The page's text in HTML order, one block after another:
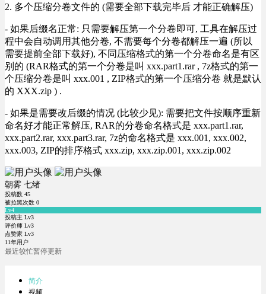
2. 多个压缩分卷文件的 (需要全部下载完毕后 才能正确解压)
- 如果后缀名正常: 只需要解压第一个分卷即可, 工具在解压过
程中会自动调用其他分卷, 不需要每个分卷都解压一遍 (所以
需要提前全部下载好), 不同压缩格式的第一个分卷命名是有区
别的 (RAR格式的第一个分卷是叫 xxx.part1.rar , 7z格式的第一
个压缩分卷是叫 xxx.001 , ZIP格式的第一个压缩分卷 就是默认
的 XXX.zip ) .
- 如果是需要改后缀的情况 (比较少见): 需要把文件按顺序重新
命名好才能正常解压, RAR的分卷命名格式是 xxx.part1.rar,
xxx.part2.rar, xxx.part3.rar, 7z的命名格式是 xxx.001, xxx.002,
xxx.003, ZIP的排序格式 xxx.zip, xxx.zip.001, xxx.zip.002
朝雾 七绪
投稿数 45
被拉黑次数 0
Lv4
投稿主 Lv3
评价师 Lv3
点赞家 Lv3
11年用户
最近较忙暂停更新
简介
视频